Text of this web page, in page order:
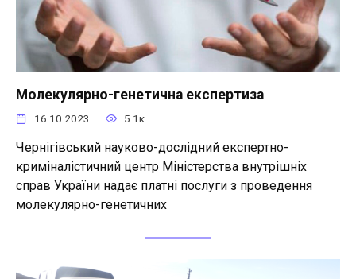
Молекулярно-генетична експертиза
16.10.2023 5.1к.
Чернігівський науково-дослідний експертно-
криміналістичний центр Міністерства внутрішніх
справ України надає платні послуги з проведення
молекулярно-генетичних